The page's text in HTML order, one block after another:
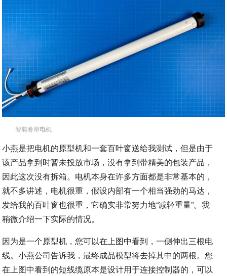
智能卷帘电机
小燕是把电机的原型机和一套百叶窗送给我测试，但是由于
该产品拿到时暂未投放市场，没有拿到带精美的包装产品，
因此这次没有拆箱。电机本身在许多方面都是非常基本的，
就不多讲述，电机很重，假设内部有一个相当强劲的马达，
发给我的百叶窗也很重，它确实非常努力地“减轻重量”。我
稍微介绍一下实际的情况。
因为是一个原型机，您可以在上图中看到，一侧伸出三根电
线。小燕公司告诉我，最终成品模型将去掉其中的两根。您
在上图中看到的短线缆原本是设计用于连接控制器的，可以